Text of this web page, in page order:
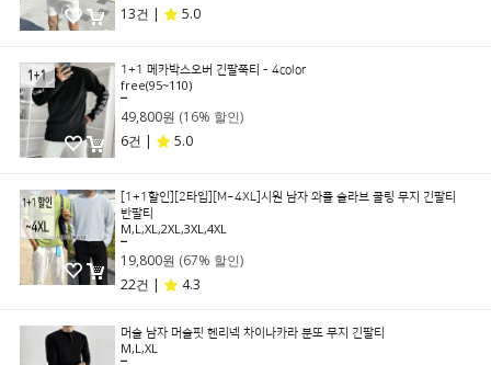
13건 |
5.0
1+1 메카박스오버 긴팔쭉티 - 4color
free(95~110)
49,800원 (16% 할인)
6건 |
5.0
[1+1할인][2타입][M~4XL]시원 남자 와플 슬라브 쿨링 무지 긴팔티
반팔티
M,L,XL,2XL,3XL,4XL
19,800원 (67% 할인)
22건 |
4.3
머슬 남자 머슬핏 헨리넥 차이나카라 분또 무지 긴팔티
M,L,XL